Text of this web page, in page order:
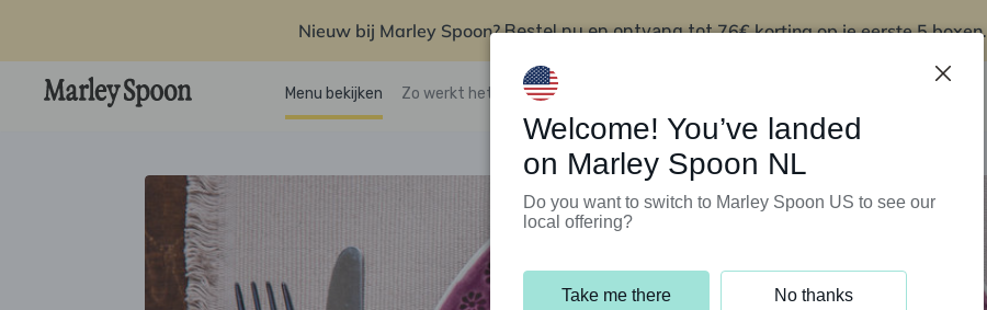
Nieuw bij Marley Spoon?Bestel nu en ontvang tot76€ korting op je eerste 5 boxen.
Menu bekijken Zo werkt het Klantenservice
Welcome! You’ve landed
on Marley Spoon NL
Do you want to switch to Marley Spoon US to see our
local offering?
Take me there No thanks